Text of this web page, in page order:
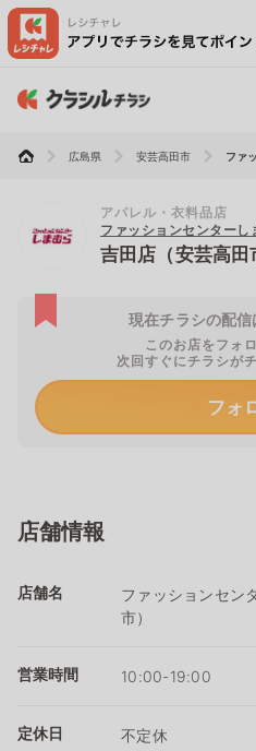
広島県 安芸高田市 ファ
アパレル・衣料品店
ファッションセンターし
吉田店（安芸高田
現在チラシの配信
このお店をフォ
次回すぐにチラシが
フォ
店舗情報
店舗名
ファッションセン
市）
営業時間 10:00-19:00
定休日 不定休